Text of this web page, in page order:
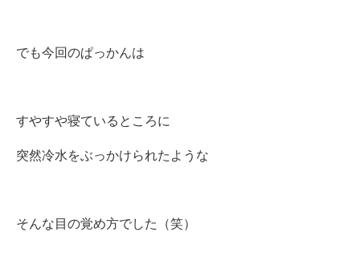
でも今回のぱっかんは
すやすや寝ているところに
突然冷水をぶっかけられたような
そんな目の覚め方でした（笑）